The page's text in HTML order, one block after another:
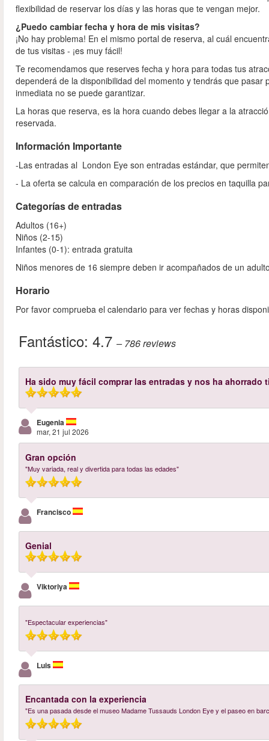
flexibilidad de reservar los días y las horas que te vengan mejor.
¿Puedo cambiar fecha y hora de mis visitas?
¡No hay problema! En el mismo portal de reserva, al cuál
de tus visitas - ¡es muy fácil!
Te recomendamos que reserves fecha y hora para todas tus
dependerá de la disponibilidad del momento y tendrás que
inmediata no se puede garantizar.
La horas que reserva, es la hora cuando debes llegar a la
reservada.
Información Importante
-Las entradas al London Eye son entradas estándar, que
- La oferta se calcula en comparación de los precios en taquilla
Categorías de entradas
Adultos (16+)
Niños (2-15)
Infantes (0-1): entrada gratuita
Niños menores de 16 siempre deben ir acompañados de un
Horario
Por favor comprueba el calendario para ver fechas y horas
Fantástico: 4.7 – 786reviews
Ha sido muy fácil comprar las entradas y nos ha ahorrado
Eugenia
mar, 21 jul 2026
Gran opción
"Muy variada, real y divertida para todas las edades"
Francisco
Genial
Viktoriya
"Espectacular experiencias"
Luis
Encantada con la experiencia
"Es una pasada desde el museo Madame Tussauds London Eye y el paseo en